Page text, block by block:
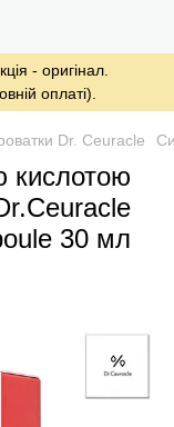
- оригінал.
оплаті).
Dr. Ceuracle
кислотою
30 мл